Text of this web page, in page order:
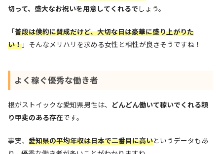
切って、盛大なお祝いを用意してくれるで しょう。
「普段は倹約に賛成だけど、大切な日は豪華に盛り上がりた
い！ 」そんなメリハリを求める女性と相性が良さそうですね！
よく稼ぐ優秀な働き者
根がストイックな愛知県男性は、 どんどん働いて稼いでくれる頼
り甲斐のある存在です。
事実、 愛知県の平均年収は日本で二番目に高いというデータもあ